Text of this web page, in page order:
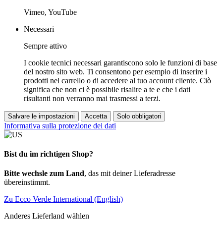
Vimeo, YouTube
Necessari
Sempre attivo
I cookie tecnici necessari garantiscono solo le funzioni di base
del nostro sito web. Ti consentono per esempio di inserire i
prodotti nel carrello o di accedere al tuo account cliente. Ciò
significa che non ci è possibile risalire a te e che i dati
risultanti non verranno mai trasmessi a terzi.
Salvare le impostazioni Accetta Solo obbligatori
Informativa sulla protezione dei dati
Bist du im richtigen Shop?
Bitte wechsle zum Land, das mit deiner Lieferadresse
übereinstimmt.
Zu Ecco Verde International (English)
Anderes Lieferland wählen